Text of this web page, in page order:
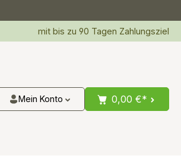
mit bis zu 90 Tagen Zahlungsziel
Mein Konto 0,00 €*